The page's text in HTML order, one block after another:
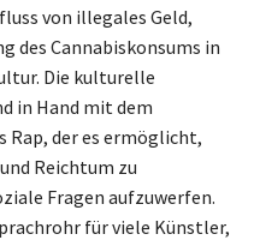
von illegales Geld,
des Cannabiskonsums in
Die kulturelle
in Hand mit dem
Rap, der es ermöglicht,
Reichtum zu
Fragen aufzuwerfen.
für viele Künstler,